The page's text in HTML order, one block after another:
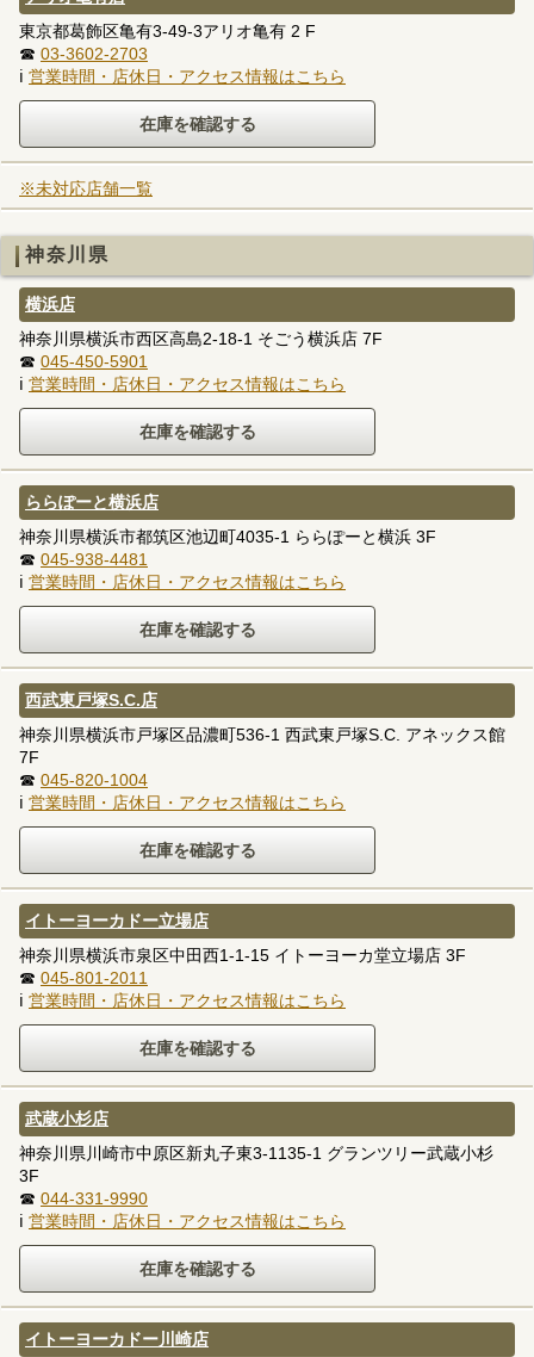
東京都葛飾区亀有3-49-3アリオ亀有 2 F
☎ 03-3602-2703
ℹ 営業時間・店休日・アクセス情報はこちら
※未対応店舗一覧
神奈川県
横浜店
神奈川県横浜市西区高島2-18-1 そごう横浜店 7F
☎ 045-450-5901
ℹ 営業時間・店休日・アクセス情報はこちら
ららぽーと横浜店
神奈川県横浜市都筑区池辺町4035-1 ららぽーと横浜 3F
☎ 045-938-4481
ℹ 営業時間・店休日・アクセス情報はこちら
西武東戸塚S.C.店
神奈川県横浜市戸塚区品濃町536-1 西武東戸塚S.C. アネックス館
7F
☎ 045-820-1004
ℹ 営業時間・店休日・アクセス情報はこちら
イトーヨーカドー立場店
神奈川県横浜市泉区中田西1-1-15 イトーヨーカ堂立場店 3F
☎ 045-801-2011
ℹ 営業時間・店休日・アクセス情報はこちら
武蔵小杉店
神奈川県川崎市中原区新丸子東3-1135-1 グランツリー武蔵小杉
3F
☎ 044-331-9990
ℹ 営業時間・店休日・アクセス情報はこちら
イトーヨーカドー川崎店